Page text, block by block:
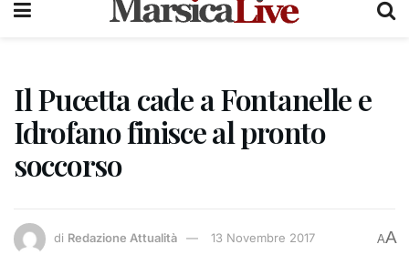
Il Pucetta cade a Fontanelle e
Idrofano finisce al pronto
soccorso
di Redazione Attualità 13 Novembre 2017 AA